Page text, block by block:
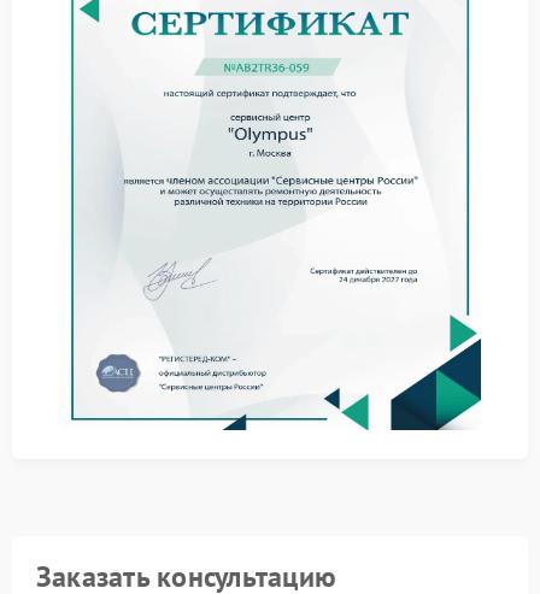
стабилизации со временем.
Для точной диагностики стоит обратиться в сервис
Olympus. Специалисты проведут тестирование всех
систем объектива и определят, требуется ли
вмешательство. Это позволит избежать лишних
манипуляций и сфокусироваться на реальной
Ремонт Olympus лучше доверить профессионалам:
привести к дополнительным повреждениям и
увеличить итоговую стоимость восстановления
функции стабилизации. Квалифицированные
мастера обладают необходимым оборудованием и
опытом для аккуратной работы с оптическими
компонентами.
Компания FIX‑OLYMPUS предлагает услуги по
диагностике и ремонту стабилизационных систем
Если проблема не устраняется после первичных
Заказать консультацию